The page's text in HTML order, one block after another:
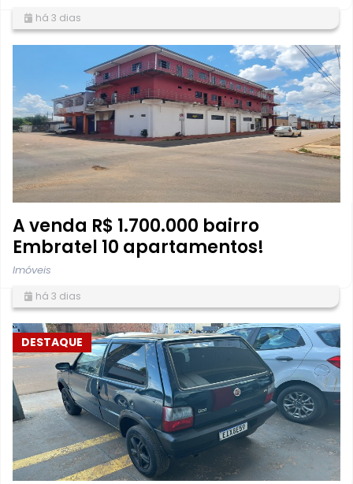
há 3 dias
A venda R$ 1.700.000 bairro
Embratel 10 apartamentos!
Imóveis
há 3 dias
DESTAQUE